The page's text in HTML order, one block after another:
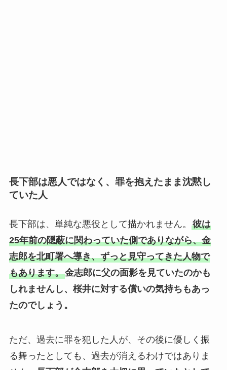
長下部は悪人ではなく、罪を抱えたまま沈黙し
ていた人
長下部は、単純な悪役として描かれません。 彼は
25年前の隠蔽に関わっていた側でありながら、金
志郎を北町署へ導き、ずっと見守ってきた人物で
もあります。金志郎に父の面影を見ていたのかも
しれませんし、桜井に対する償いの気持ちもあっ
たのでしょう。
ただ、過去に罪を犯した人が、その後に優しく振
る舞ったとしても、過去が消えるわけではありま